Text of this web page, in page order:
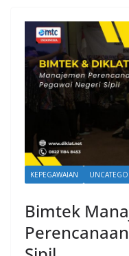
KEPEGAWAIAN
Bimtek